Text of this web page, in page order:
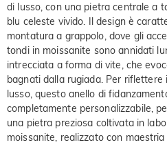
di lusso, con una pietra centrale a
blu celeste vivido. Il design è
montatura a grappolo, dove gli
tondi in moissanite sono annidati
intrecciata a forma di vite, che
bagnati dalla rugiada. Per
lusso, questo anello di
completamente personalizzabile,
una pietra preziosa coltivata in
moissanite, realizzato con